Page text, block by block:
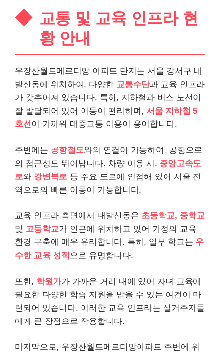
교통 및 교육 인프라 현
황 안내
우장산월드메르디앙 아파트 단지는 서울 강서구 내
발산동에 위치하여, 다양한 교통수단과 교육 인프라
가 갖추어져 있습니다. 특히, 지하철과 버스 노선이
잘 발달되어 있어 이동이 편리하며, 서울 지하철 5
호선이 가까워 대중교통 이용이 용이합니다.
주변에는 공항철도와의 연결이 가능하여, 공항으로
의 접근성도 뛰어납니다. 차량 이용 시, 중앙고속도
로와 강변북로 등 주요 도로에 인접해 있어 서울 전
역으로의 빠른 이동이 가능합니다.
교육 인프라 측면에서 내발산동은 초등학교, 중학교
및 고등학교가 인근에 위치하고 있어 가정의 교육
환경 구축에 매우 유리합니다. 특히, 일부 학교는 우
수한 교육 성적 으로 유명합니다.
또한, 학원가가 가까운 거리 내에 있어 자녀 교육에
필요한 다양한 학습 지원을 받을 수 있는 여건이 마
련되어 있습니다. 이러한 교육 인프라는 실거주자들
에게 큰 장점으로 작용합니다.
마지막으로, 우장산월드메르디앙아파트 주변에 위